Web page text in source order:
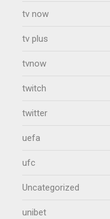
tv now
tv plus
tvnow
twitch
twitter
uefa
ufc
Uncategorized
unibet